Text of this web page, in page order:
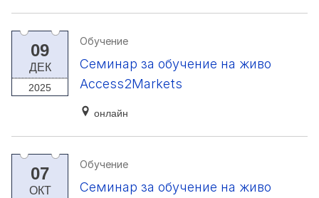
09
ДЕК
2025
Обучение
Семинар за обучение на живо
Access2Markets
онлайн
07
ОКТ
Обучение
Семинар за обучение на живо